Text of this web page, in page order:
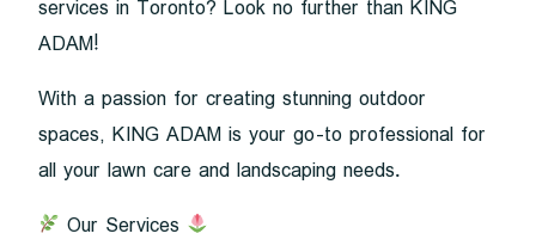
services in Toronto? Look no further than KING
ADAM!
With a passion for creating stunning outdoor
spaces, KING ADAM is your go-to professional for
all your lawn care and landscaping needs.
Our Services